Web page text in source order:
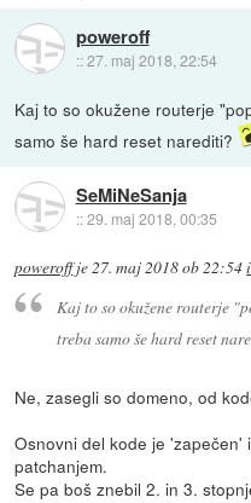
poweroff
::27. maj 2018, 22:54
Kaj to so okužene routerje
samo še hard reset narediti?
SeMiNeSanja
::29. maj 2018, 00:35
poweroffje27. maj 2018 ob 22:54
Kaj to so okužene routerje
treba samo še hard reset
Ne, zasegli so domeno, od
Osnovni del kode je 'zapečen'
patchanjem.
Se pa boš znebil 2. in 3.